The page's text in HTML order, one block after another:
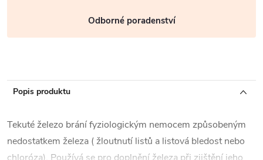
Odborné poradenství
Popis produktu
Tekuté železo brání fyziologickým nemocem způsobeným
nedostatkem železa ( žloutnutí listů a listová bledost nebo